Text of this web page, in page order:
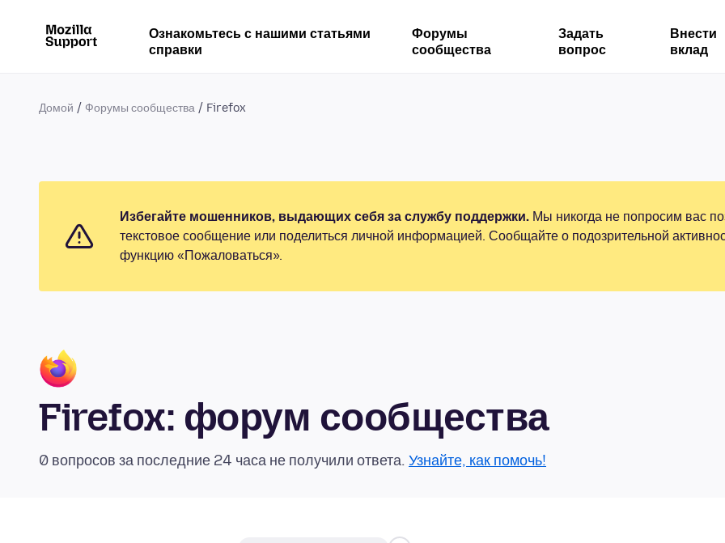
Ознакомьтесь с нашими статьями
справки
Форумы
сообщества
Задать
вопрос
Внести
вклад
Домой Форумы сообщества Firefox
Избегайте мошенников, выдающих себя за службу поддержки. Мы никогда не попросим вас
текстовое сообщение или поделиться личной информацией. Сообщайте о подозрительной
функцию «Пожаловаться».
Firefox: форум сообщества
0 вопросов за последние 24 часа не получили ответа. Узнайте, как помочь!